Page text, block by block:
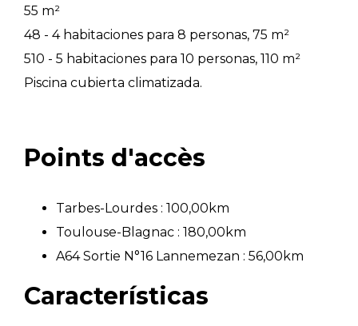
55 m²
48 - 4 habitaciones para 8 personas, 75 m²
510 - 5 habitaciones para 10 personas, 110 m²
Piscina cubierta climatizada.
Points d'accès
Tarbes-Lourdes : 100,00km
Toulouse-Blagnac : 180,00km
A64 Sortie N°16 Lannemezan : 56,00km
Características